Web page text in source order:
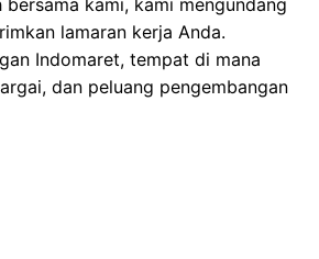
kami, kami mengundang
lamaran kerja Anda.
Indomaret, tempat di mana
dan peluang pengembangan